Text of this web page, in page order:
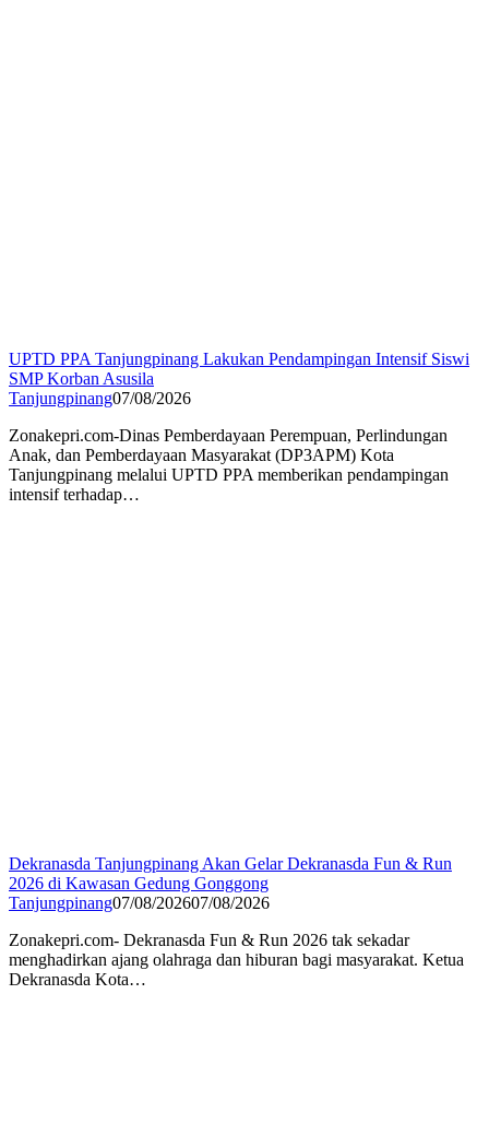
UPTD PPA Tanjungpinang Lakukan Pendampingan Intensif Siswi
SMP Korban Asusila
Tanjungpinang07/08/2026
Zonakepri.com-Dinas Pemberdayaan Perempuan, Perlindungan
Anak, dan Pemberdayaan Masyarakat (DP3APM) Kota
Tanjungpinang melalui UPTD PPA memberikan pendampingan
intensif terhadap…
Dekranasda Tanjungpinang Akan Gelar Dekranasda Fun & Run
2026 di Kawasan Gedung Gonggong
Tanjungpinang07/08/202607/08/2026
Zonakepri.com- Dekranasda Fun & Run 2026 tak sekadar
menghadirkan ajang olahraga dan hiburan bagi masyarakat. Ketua
Dekranasda Kota…